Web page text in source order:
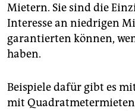
Mietern. Sie sind die
Interesse an niedrigen
garantierten können,
haben.
Beispiele dafür gibt es
mit Quadratmetermieten